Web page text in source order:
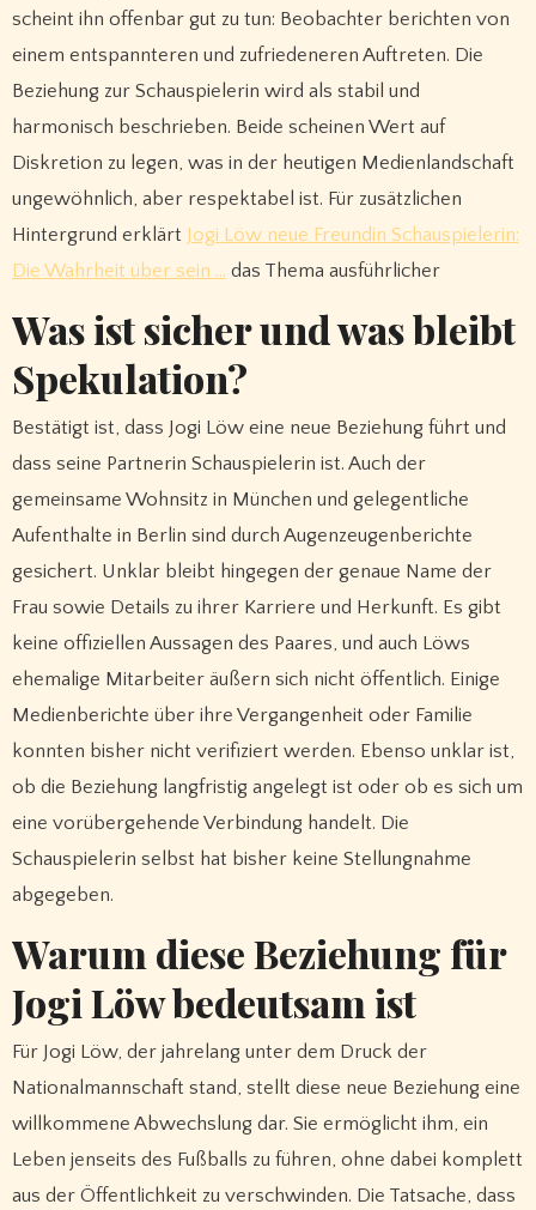
scheint ihn offenbar gut zu tun: Beobachter berichten von
einem entspannteren und zufriedeneren Auftreten. Die
Beziehung zur Schauspielerin wird als stabil und
harmonisch beschrieben. Beide scheinen Wert auf
Diskretion zu legen, was in der heutigen Medienlandschaft
ungewöhnlich, aber respektabel ist. Für zusätzlichen
Hintergrund erklärt Jogi Löw neue Freundin Schauspielerin:
Die Wahrheit über sein … das Thema ausführlicher
Was ist sicher und was bleibt
Spekulation?
Bestätigt ist, dass Jogi Löw eine neue Beziehung führt und
dass seine Partnerin Schauspielerin ist. Auch der
gemeinsame Wohnsitz in München und gelegentliche
Aufenthalte in Berlin sind durch Augenzeugenberichte
gesichert. Unklar bleibt hingegen der genaue Name der
Frau sowie Details zu ihrer Karriere und Herkunft. Es gibt
keine offiziellen Aussagen des Paares, und auch Löws
ehemalige Mitarbeiter äußern sich nicht öffentlich. Einige
Medienberichte über ihre Vergangenheit oder Familie
konnten bisher nicht verifiziert werden. Ebenso unklar ist,
ob die Beziehung langfristig angelegt ist oder ob es sich um
eine vorübergehende Verbindung handelt. Die
Schauspielerin selbst hat bisher keine Stellungnahme
abgegeben.
Warum diese Beziehung für
Jogi Löw bedeutsam ist
Für Jogi Löw, der jahrelang unter dem Druck der
Nationalmannschaft stand, stellt diese neue Beziehung eine
willkommene Abwechslung dar. Sie ermöglicht ihm, ein
Leben jenseits des Fußballs zu führen, ohne dabei komplett
aus der Öffentlichkeit zu verschwinden. Die Tatsache, dass